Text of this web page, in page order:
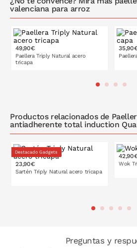
valenciana para arroz
49,90€
Paellera Triply Natural acero
tricapa
30 cm 34 cm
Productos relacionados de
antiadherente total induction
Destacado Gadgets
23,90€
Sartén Triply Natural acero tricapa
16 cm 18 cm
Wok
Preguntas y